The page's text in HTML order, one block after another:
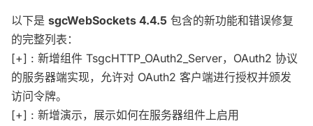
以下是 sgcWebSockets 4.4.5 包含的新功能和错误修复
的完整列表：
[+] : 新增组件 TsgcHTTP_OAuth2_Server，OAuth2 协议
的服务器端实现，允许对 OAuth2 客户端进行授权并颁发
访问令牌。
[+] : 新增演示，展示如何在服务器组件上启用